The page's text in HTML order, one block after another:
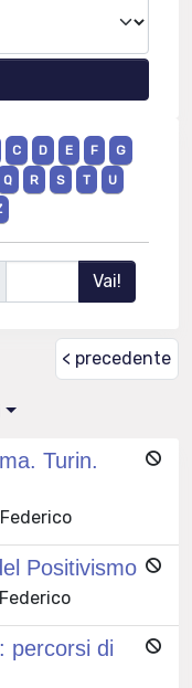
C D E F
G
Q R S T
U
< precedente
Turin.
Positivismo
percorsi di